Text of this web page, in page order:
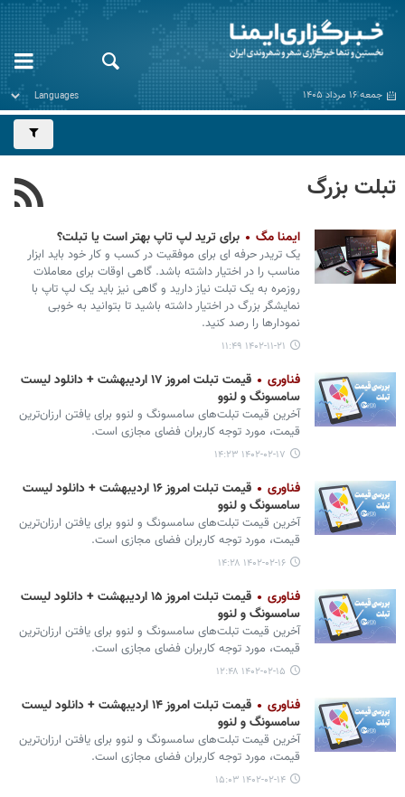
جمعه ۱۶ مرداد ۱۴۰۵
تبلت بزرگ
ایمنا مگ برای ترید لپ تاپ بهتر است یا تبلت؟
یک تریدر حرفه ای برای موفقیت در کسب و کار خود باید ابزار
مناسب را در اختیار داشته باشد. گاهی اوقات برای معاملات
روزمره به یک تبلت نیاز دارید و گاهی نیز باید یک لپ تاپ با
نمایشگر بزرگ در اختیار داشته باشید تا بتوانید به خوبی
نمودارها را رصد کنید.
۱۴۰۲-۱۱-۲۱ ۱۱:۴۹
فناوری
قیمت تبلت امروز ۱۷ اردیبهشت + دانلود لیست
سامسونگ و لنوو
آخرین قیمت تبلت‌های سامسونگ و لنوو برای یافتن ارزان‌ترین
قیمت، مورد توجه کاربران فضای مجازی است.
۱۴۰۲-۰۲-۱۷ ۱۴:۲۳
فناوری
قیمت تبلت امروز ۱۶ اردیبهشت + دانلود لیست
سامسونگ و لنوو
آخرین قیمت تبلت‌های سامسونگ و لنوو برای یافتن ارزان‌ترین
قیمت، مورد توجه کاربران فضای مجازی است.
۱۴۰۲-۰۲-۱۶ ۱۴:۲۸
فناوری
قیمت تبلت امروز ۱۵ اردیبهشت + دانلود لیست
سامسونگ و لنوو
آخرین قیمت تبلت‌های سامسونگ و لنوو برای یافتن ارزان‌ترین
قیمت، مورد توجه کاربران فضای مجازی است.
۱۴۰۲-۰۲-۱۵ ۱۲:۴۸
فناوری
قیمت تبلت امروز ۱۴ اردیبهشت + دانلود لیست
سامسونگ و لنوو
آخرین قیمت تبلت‌های سامسونگ و لنوو برای یافتن ارزان‌ترین
قیمت، مورد توجه کاربران فضای مجازی است.
۱۴۰۲-۰۲-۱۴ ۱۵:۰۳